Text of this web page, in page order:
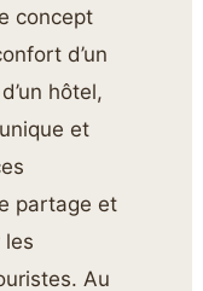
concept
d’un
hôtel,
et
partage et
les
Au